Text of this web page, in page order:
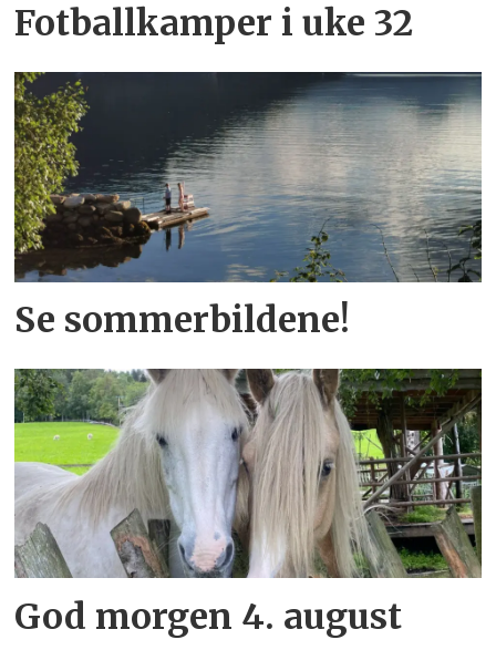
Fotballkamper i uke 32
Se sommerbildene!
God morgen 4. august